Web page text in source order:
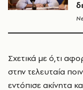
Σχετικά με ό,τι
στην τελευταία
εντόπισε ακίνητα